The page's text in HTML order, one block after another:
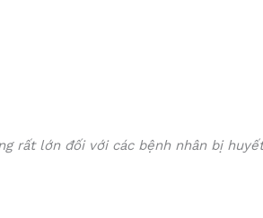
rất lớn đối với các bệnh nhân bị